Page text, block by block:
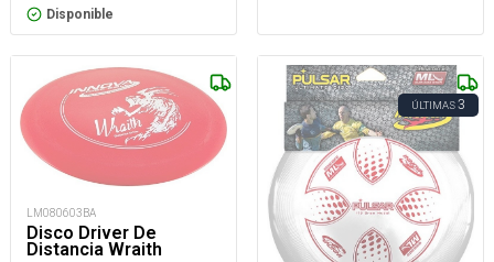
Disponible
LM080603BA
Disco Driver De
Distancia Wraith
ÚLTIMAS3